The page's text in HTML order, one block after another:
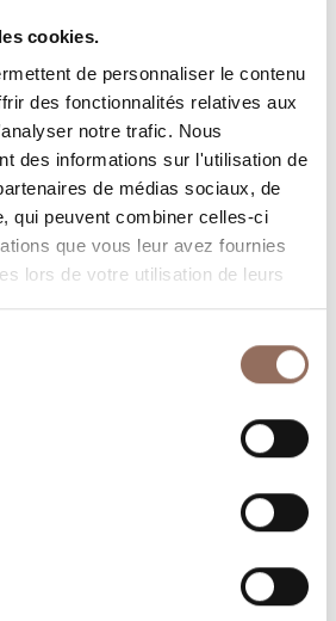
cookies.
de personnaliser le contenu
des fonctionnalités relatives aux
notre trafic. Nous
des informations sur l'utilisation de
de médias sociaux, de
qui peuvent combiner celles-ci
que vous leur avez fournies
lors de votre utilisation de leurs
vacances
où manger, quoi faire et visiter
Langhe Monferrato Roero, tout en